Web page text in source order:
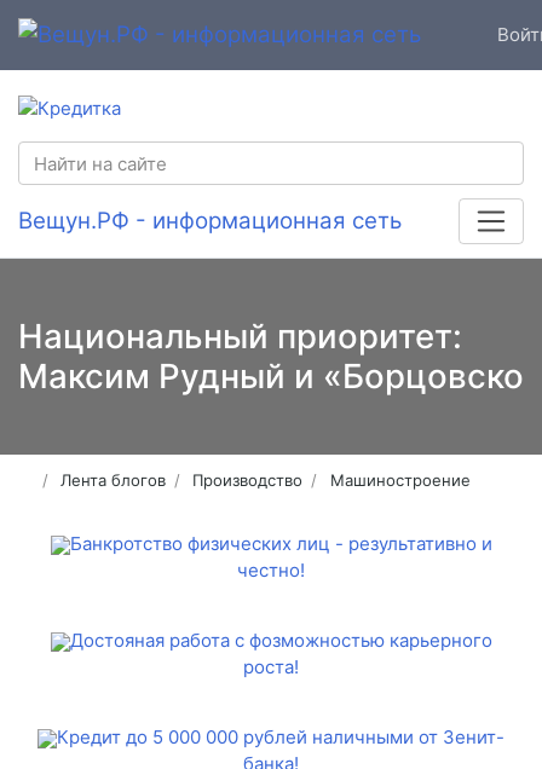
Вещун.РФ - информационная сеть
Национальный приоритет:
Максим Рудный и «Борцовско
Лента блогов Производство Машиностроение
Банкротство физических лиц - результативно и
честно!
Достояная работа с фозможностью карьерного
роста!
Кредит до 5 000 000 рублей наличными от Зенит-
банка!